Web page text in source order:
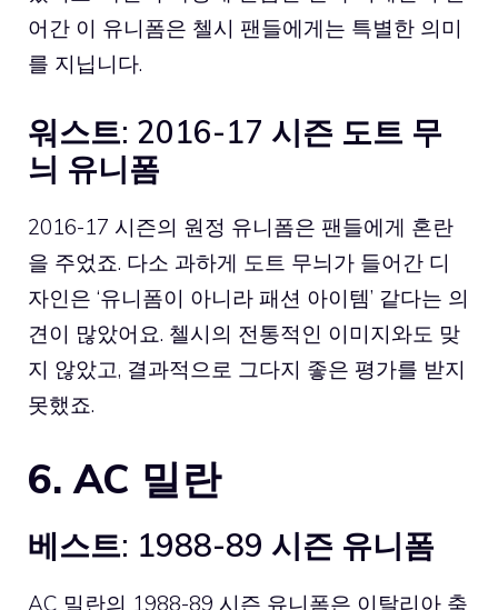
어간 이 유니폼은 첼시 팬들에게는 특별한 의미
를 지닙니다.
워스트: 2016-17 시즌 도트 무
늬 유니폼
2016-17 시즌의 원정 유니폼은 팬들에게 혼란
을 주었죠. 다소 과하게 도트 무늬가 들어간 디
자인은 ‘유니폼이 아니라 패션 아이템’ 같다는 의
견이 많았어요. 첼시의 전통적인 이미지와도 맞
지 않았고, 결과적으로 그다지 좋은 평가를 받지
못했죠.
6. AC 밀란
베스트: 1988-89 시즌 유니폼
AC 밀란의 1988-89 시즌 유니폼은 이탈리아 축